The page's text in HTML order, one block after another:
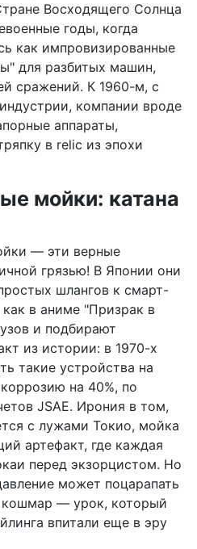
Восходящего Солнца
годы, когда
как импровизированные
для разбитых машин,
сражений. К 1960-м, с
компании вроде
аппараты,
в relic из эпохи
мойки: катана
— эти верные
грязью! В Японии они
шлангов к смарт-
в аниме "Призрак в
и подбирают
из истории: в 1970-х
такие устройства на
на 40%, по
JSAE. Ирония в том,
с лужами Токио, мойка
артефакт, где каждая
перед экзорцистом. Но
может поцарапать
кошмар — урок, который
впитали еще в эру